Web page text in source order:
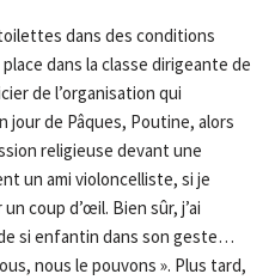
dans des conditions
dans la classe dirigeante de
de l’organisation qui
jour de Pâques, Poutine, alors
religieuse devant une
un ami violoncelliste, si je
coup d’œil. Bien sûr, j’ai
si enfantin dans son geste…
nous le pouvons ». Plus tard,